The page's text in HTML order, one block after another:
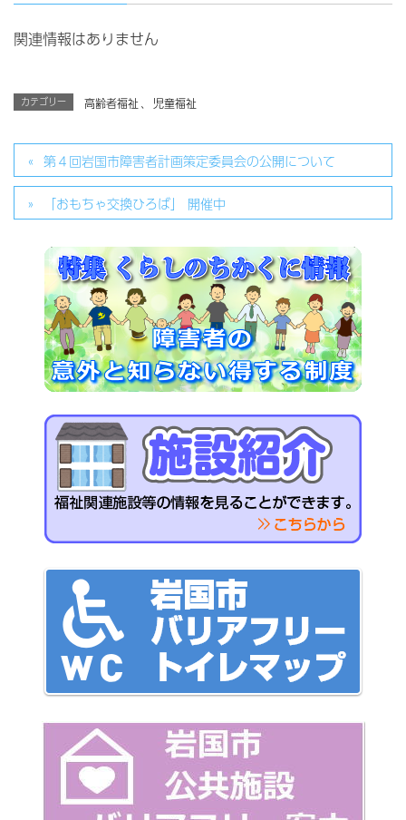
関連情報はありません
カテゴリー 高齢者福祉、 児童福祉
第４回岩国市障害者計画策定委員会の公開について
「おもちゃ交換ひろば」 開催中